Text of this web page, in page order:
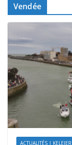
Vendée
ACTUALITÉS | KELEIER